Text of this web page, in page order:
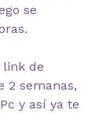
se
link de
2 semanas,
y así ya te